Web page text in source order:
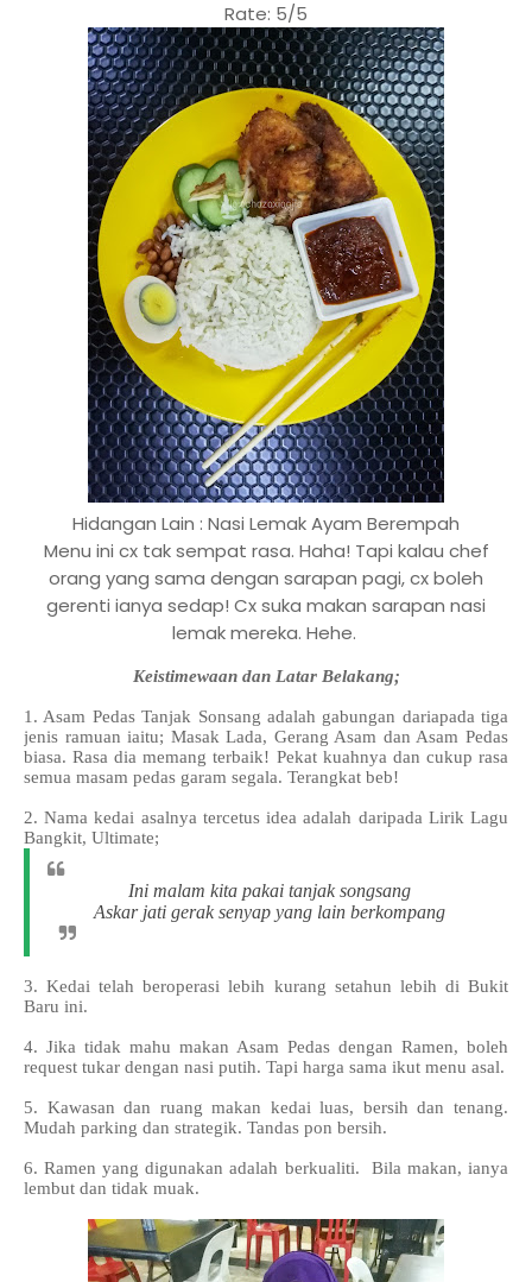
Rate: 5/5
Hidangan Lain : Nasi Lemak Ayam Berempah
Menu ini cx tak sempat rasa. Haha! Tapi kalau chef
orang yang sama dengan sarapan pagi, cx boleh
gerenti ianya sedap! Cx suka makan sarapan nasi
lemak mereka. Hehe.
Keistimewaan dan Latar Belakang;
1. Asam Pedas Tanjak Sonsang adalah gabungan dariapada tiga
jenis ramuan iaitu; Masak Lada, Gerang Asam dan Asam Pedas
biasa. Rasa dia memang terbaik! Pekat kuahnya dan cukup rasa
semua masam pedas garam segala. Terangkat beb!
2. Nama kedai asalnya tercetus idea adalah daripada Lirik Lagu
Bangkit, Ultimate;
Ini malam kita pakai tanjak songsang
Askar jati gerak senyap yang lain berkompang
3. Kedai telah beroperasi lebih kurang setahun lebih di Bukit
Baru ini.
4. Jika tidak mahu makan Asam Pedas dengan Ramen, boleh
request tukar dengan nasi putih. Tapi harga sama ikut menu asal.
5. Kawasan dan ruang makan kedai luas, bersih dan tenang.
Mudah parking dan strategik. Tandas pon bersih.
6. Ramen yang digunakan adalah berkualiti. Bila makan, ianya
lembut dan tidak muak.